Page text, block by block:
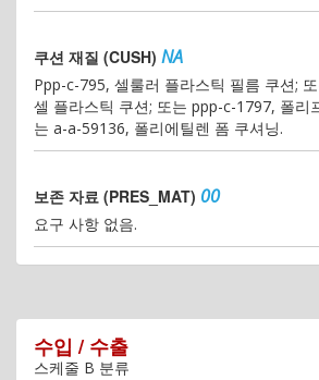
쿠션 재질 (CUSH) NA
Ppp-c-795, 셀룰러 플라스틱 필름 쿠션;
셀 플라스틱 쿠션; 또는 ppp-c-1797, 폴리
는 a-a-59136, 폴리에틸렌 폼 쿠셔닝.
보존 자료 (PRES_MAT) 00
요구 사항 없음.
수입 / 수출
스케줄 B 분류